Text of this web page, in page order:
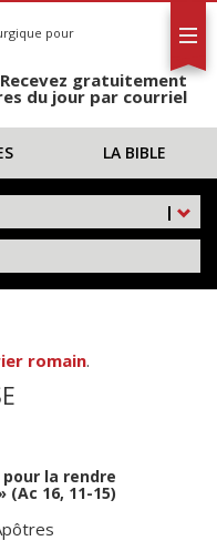
pour
Recevez gratuitement
du jour par courriel
LA BIBLE
|
romain.
la rendre
16, 11-15)